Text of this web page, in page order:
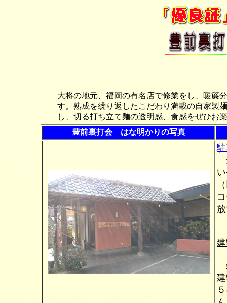
大将の地元、福岡の有名店で修業をし、暖簾
す。熟成を繰り返したこだわり満載の自家製
し、切る打ち立て麺の透明感、食感をぜひお
豊前裏打会 はな明かりの写真